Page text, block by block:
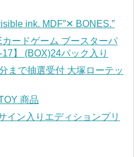
ink. MDF”✕ BONES.”
ードゲーム ブースターパ
】 (BOX)24パック入り
まで抽選受付 大塚ローテッ
商品
イン入りエディションプリ